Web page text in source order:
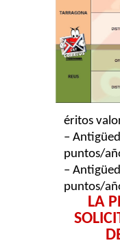
éritos
– Antigü
puntos/
– Antigü
puntos/
LA